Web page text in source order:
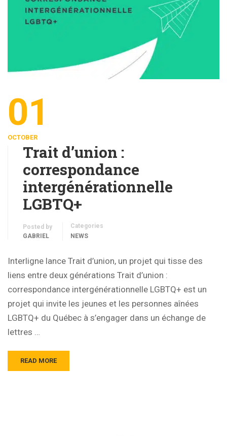
01
OCTOBER
Trait d’union :
correspondance
intergénérationnelle
LGBTQ+
Posted by
GABRIEL
Categories
NEWS
Interligne lance Trait d’union, un projet qui tisse des
liens entre deux générations Trait d’union :
correspondance intergénérationnelle LGBTQ+ est un
projet qui invite les jeunes et les personnes aînées
LGBTQ+ du Québec à s’engager dans un échange de
lettres …
READ MORE